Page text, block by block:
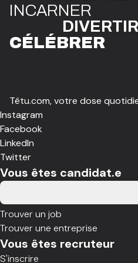
INCARNER
DIVERTIR
CÉLÉBRER
Têtu.com, votre dose
Instagram
Facebook
LinkedIn
Twitter
Vous êtes candidat.e
Trouver un job
Trouver une entreprise
Vous êtes recruteur
S'inscrire